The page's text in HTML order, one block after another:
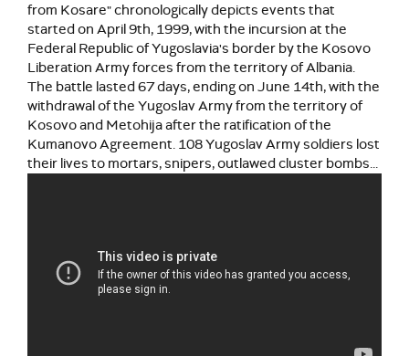
from Kosare" chronologically depicts events that
started on April 9th, 1999, with the incursion at the
Federal Republic of Yugoslavia's border by the Kosovo
Liberation Army forces from the territory of Albania.
The battle lasted 67 days, ending on June 14th, with the
withdrawal of the Yugoslav Army from the territory of
Kosovo and Metohija after the ratification of the
Kumanovo Agreement. 108 Yugoslav Army soldiers lost
their lives to mortars, snipers, outlawed cluster bombs...